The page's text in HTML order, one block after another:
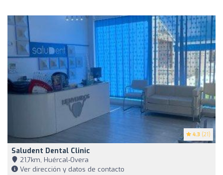
4.3 (21)
Saludent Dental Clinic
21,7km, Huércal-Overa
Ver dirección y datos de contacto